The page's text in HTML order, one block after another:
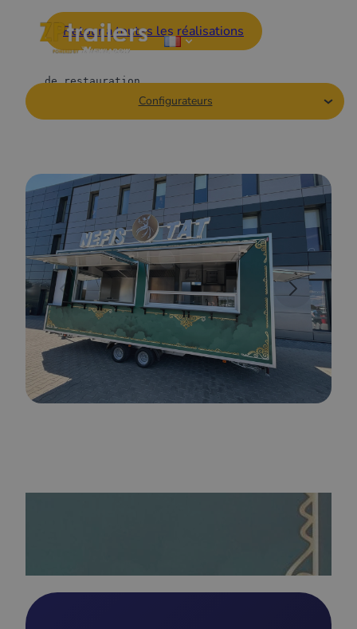
Configurateurs
Retour à toutes les réalisations
de restauration